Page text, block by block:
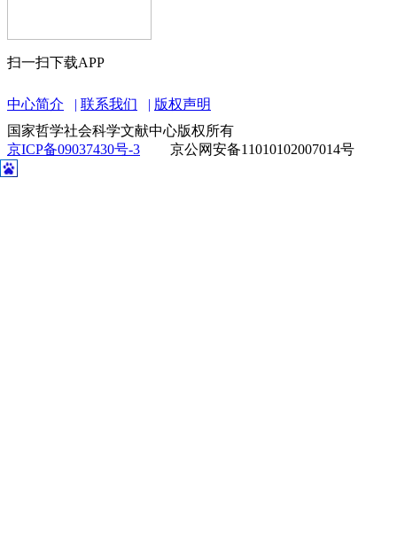
扫一扫下载APP
中心简介 联系我们
版权声明
国家哲学社会科学文献中心版权所有
京ICP备09037430号-3
京公网安备11010102007014号